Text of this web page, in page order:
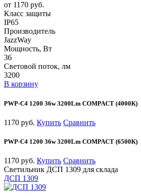
от 1170 руб.
Класс защиты
IP65
Производитель
JazzWay
Мощность, Вт
36
Световой поток, лм
3200
В корзину
PWP-С4 1200 36w 3200Lm COMPACT (4000К)
1170 руб. Купить Сравнить
PWP-С4 1200 36w 3200Lm COMPACT (6500К)
1170 руб. Купить Сравнить
Светильник ДСП 1309 для склада
ДСП 1309